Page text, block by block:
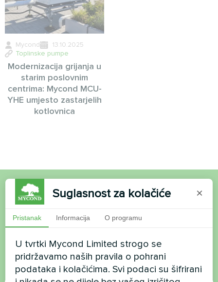
Mycond
13.10.2025
Toplinske pumpe
Modernizacija grijanja u
starim poslovnim
centrima: Mycond MCU-
YHE umjesto zastarjelih
kotlovnica
Želite kupiti ili imate
pitanja?
Kontaktirajte nas i mi ćemo vam pomoći
Ime
Suglasnost za kolačiće ×
Pristanak Informacija O programu
U tvrtki Mycond Limited strogo se
pridržavamo naših pravila o pohrani
podataka i kolačićima. Svi podaci su šifrirani